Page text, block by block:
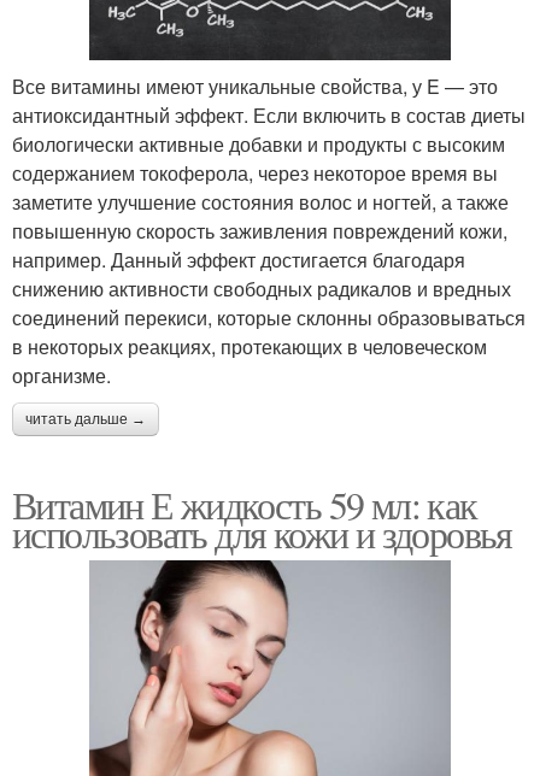
Все витамины имеют уникальные свойства, у E — это
антиоксидантный эффект. Если включить в состав диеты
биологически активные добавки и продукты с высоким
содержанием токоферола, через некоторое время вы
заметите улучшение состояния волос и ногтей, а также
повышенную скорость заживления повреждений кожи,
например. Данный эффект достигается благодаря
снижению активности свободных радикалов и вредных
соединений перекиси, которые склонны образовываться
в некоторых реакциях, протекающих в человеческом
организме.
читать дальше →
Витамин Е жидкость 59 мл: как
использовать для кожи и здоровья